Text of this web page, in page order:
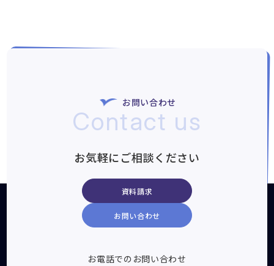
お問い合わせ
Contact us
お気軽にご相談ください
資料請求
お問い合わせ
お電話でのお問い合わせ